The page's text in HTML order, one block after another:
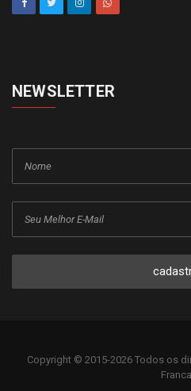
NEWSLETTER
Copyright © 2015-2026 Todos os
Franca.